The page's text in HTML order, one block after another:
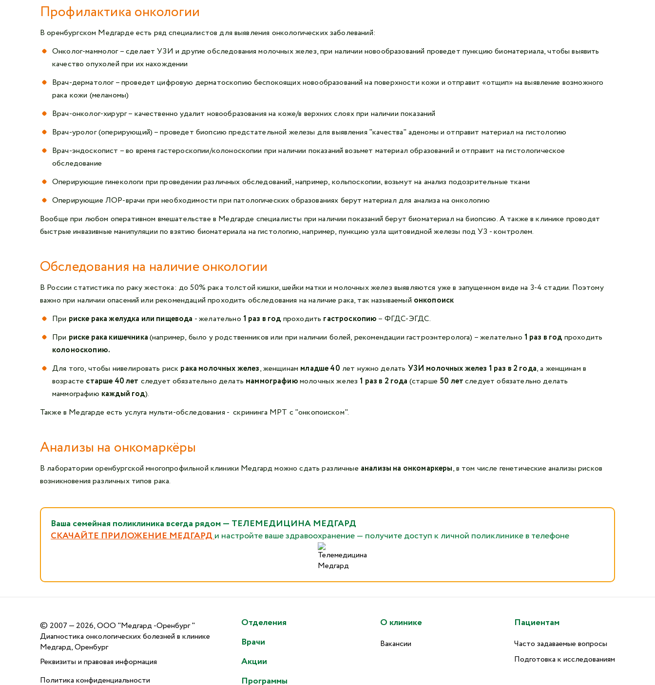
Профилактика онкологии
В оренбургском Медгарде есть ряд специалистов для выявления онкологических заболеваний:
Онколог-маммолог – сделает УЗИ и другие обследования молочных желез, при наличии новообразований проведет пункцию биоматериала, чтобы выявить
качество опухолей при их нахождении
Врач-дерматолог – проведет цифровую дерматоскопию беспокоящих новообразований на поверхности кожи и отправит «отщип» на выявление возможного
рака кожи (меланомы)
Врач-онколог-хирург – качественно удалит новообразования на коже/в верхних слоях при наличии показаний
Врач-уролог (оперирующий) – проведет биопсию предстательной железы для выявления "качества" аденомы и отправит материал на гистологию
Врач-эндоскопист – во время гастероскопии/колоноскопии при наличии показаний возьмет материал образований и отправит на гистологическое
обследование
Оперирующие гинекологи при проведении различных обследований, например, кольпоскопии, возьмут на анализ подозрительные ткани
Оперирующие ЛОР-врачи при необходимости при патологических образованиях берут материал для анализа на онкологию
Вообще при любом оперативном вмешательстве в Медгарде специалисты при наличии показаний берут биоматериал на биопсию. А также в клинике проводят
быстрые инвазивные манипуляции по взятию биоматериала на гистологию, например, пункцию узла щитовидной железы под УЗ - контролем.
Обследования на наличие онкологии
В России статистика по раку жестока: до 50% рака толстой кишки, шейки матки и молочных желез выявляются уже в запущенном виде на 3-4 стадии. Поэтому
важно при наличии опасений или рекомендаций проходить обследования на наличие рака, так называемый онкопоиск
При риске рака желудка или пищевода - желательно 1 раз в год проходить гастроскопию – ФГДС-ЭГДС.
При риске рака кишечника(например, было у родственников или при наличии болей, рекомендации гастроэнтеролога) – желательно 1 раз в год проходить
колоноскопию.
Для того, чтобы нивелировать риск рака молочных желез, женщинам младше 40 лет нужно делать УЗИ молочных желез 1 раз в 2 года, а женщинам в
возрасте старше 40 лет следует обязательно делать маммографиюмолочных желез1 раз в 2 года (старше 50 летследует обязательно делать
маммографию каждый год).
Также в Медгарде есть услуга мульти-обследования - скрининга МРТ с "онкопоиском".
Анализы на онкомаркёры
В лаборатории оренбургской многопрофильной клиники Медгард можно сдать различные анализы на онкомаркеры, в том числе генетические анализы рисков
возникновения различных типов рака.
Ваша семейная поликлиника всегда рядом — ТЕЛЕМЕДИЦИНА МЕДГАРД
СКАЧАЙТЕ ПРИЛОЖЕНИЕ МЕДГАРДи настройте ваше здравоохранение — получите доступ к личной поликлинике в телефоне
© 2007 — 2026, ООО "Медгард -Оренбург "
Диагностика онкологических болезней в клинике
Медгард, Оренбург
Реквизиты и правовая информация
Политика конфиденциальности
Отделения
Врачи
Акции
Программы
О клинике
Вакансии
Пациентам
Часто задаваемые вопросы
Подготовка к исследованиям